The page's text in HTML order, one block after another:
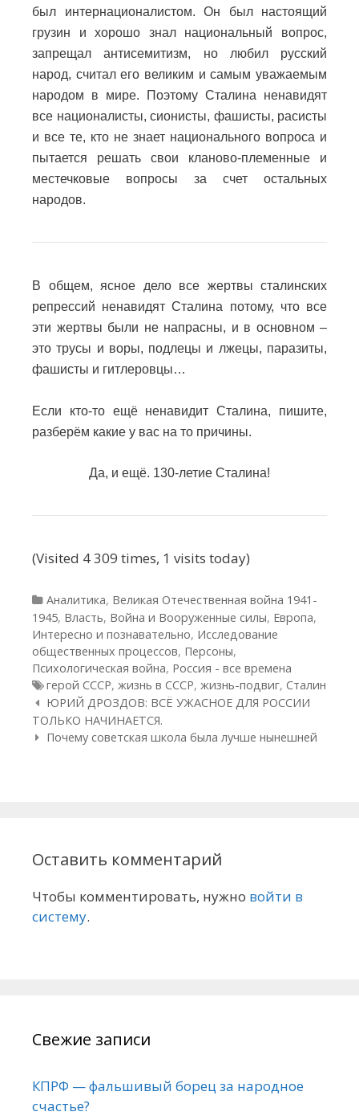
был интернационалистом. Он был настоящий
грузин и хорошо знал национальный вопрос,
запрещал антисемитизм, но любил русский
народ, считал его великим и самым уважаемым
народом в мире. Поэтому Сталина ненавидят
все националисты, сионисты, фашисты, расисты
и все те, кто не знает национального вопроса и
пытается решать свои кланово-племенные и
местечковые вопросы за счет остальных
народов.
В общем, ясное дело все жертвы сталинских
репрессий ненавидят Сталина потому, что все
эти жертвы были не напрасны, и в основном –
это трусы и воры, подлецы и лжецы, паразиты,
фашисты и гитлеровцы…
Если кто-то ещё ненавидит Сталина, пишите,
разберём какие у вас на то причины.
Да, и ещё. 130-летие Сталина!
(Visited 4 309 times, 1 visits today)
Рубрики
Аналитика, Великая Отечественная война 1941-
1945, Власть, Война и Вооруженные силы, Европа,
Интересно и познавательно, Исследование
общественных процессов, Персоны,
Психологическая война, Россия - все времена
Метки
герой СССР, жизнь в СССР, жизнь-подвиг, Сталин
Навигация по статьям
ЮРИЙ ДРОЗДОВ: ВСЁ УЖАСНОЕ ДЛЯ РОССИИ
ТОЛЬКО НАЧИНАЕТСЯ.
Почему советская школа была лучше нынешней
Оставить комментарий
Чтобы комментировать, нужно войти в
систему.
Свежие записи
КПРФ — фальшивый борец за народное
счастье?